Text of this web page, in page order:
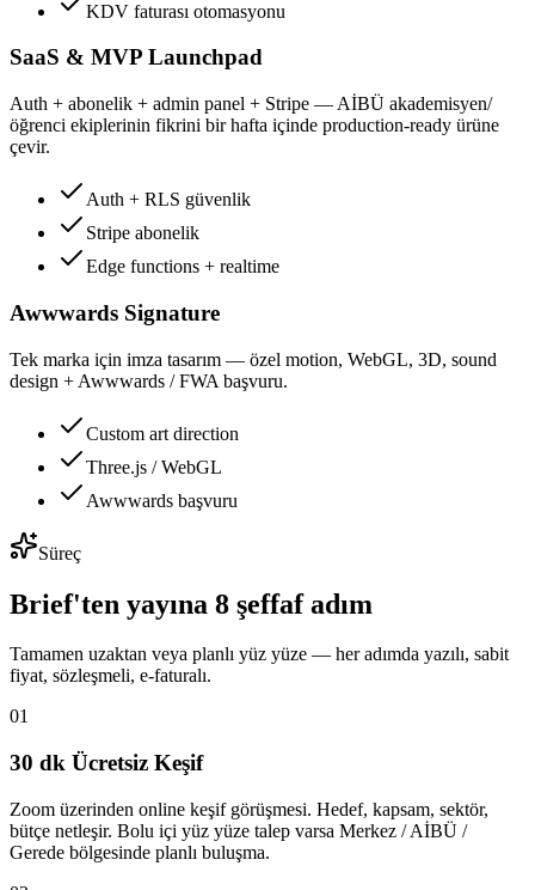
KDV faturası otomasyonu
SaaS & MVP Launchpad
Auth + abonelik + admin panel + Stripe — AİBÜ akademisyen/
öğrenci ekiplerinin fikrini bir hafta içinde production-ready ürüne
çevir.
Auth + RLS güvenlik
Stripe abonelik
Edge functions + realtime
Awwwards Signature
Tek marka için imza tasarım — özel motion, WebGL, 3D, sound
design + Awwwards / FWA başvuru.
Custom art direction
Three.js / WebGL
Awwwards başvuru
Süreç
Brief'ten yayına 8 şeffaf adım
Tamamen uzaktan veya planlı yüz yüze — her adımda yazılı, sabit
fiyat, sözleşmeli, e-faturalı.
01
30 dk Ücretsiz Keşif
Zoom üzerinden online keşif görüşmesi. Hedef, kapsam, sektör,
bütçe netleşir. Bolu içi yüz yüze talep varsa Merkez / AİBÜ /
Gerede bölgesinde planlı buluşma.